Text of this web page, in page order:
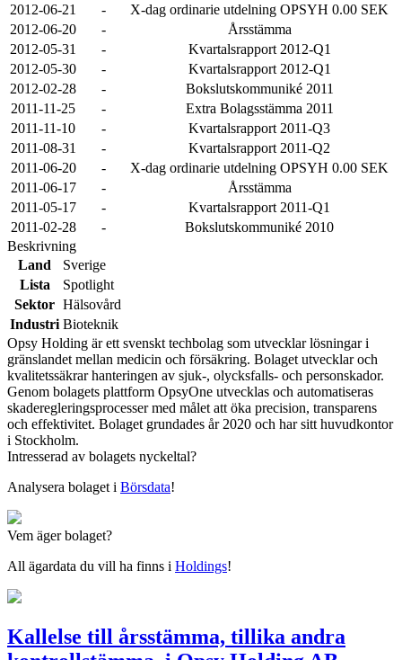
2012-06-21
-
X-dag ordinarie utdelning OPSYH 0.00 SEK
2012-06-20
-
Årsstämma
2012-05-31
-
Kvartalsrapport 2012-Q1
2012-05-30
-
Kvartalsrapport 2012-Q1
2012-02-28
-
Bokslutskommuniké 2011
2011-11-25
-
Extra Bolagsstämma 2011
2011-11-10
-
Kvartalsrapport 2011-Q3
2011-08-31
-
Kvartalsrapport 2011-Q2
2011-06-20
-
X-dag ordinarie utdelning OPSYH 0.00 SEK
2011-06-17
-
Årsstämma
2011-05-17
-
Kvartalsrapport 2011-Q1
2011-02-28
-
Bokslutskommuniké 2010
Beskrivning
Land
Sverige
Lista
Spotlight
Sektor Hälsovård
Industri Bioteknik
Opsy Holding är ett svenskt techbolag som utvecklar lösningar i
gränslandet mellan medicin och försäkring. Bolaget utvecklar och
kvalitetssäkrar hanteringen av sjuk-, olycksfalls- och personskador.
Genom bolagets plattform OpsyOne utvecklas och automatiseras
skaderegleringsprocesser med målet att öka precision, transparens
och effektivitet. Bolaget grundades år 2020 och har sitt huvudkontor
i Stockholm.
Intresserad av bolagets nyckeltal?
Analysera bolaget i Börsdata!
Vem äger bolaget?
All ägardata du vill ha finns i Holdings!
Kallelse till årsstämma, tillika andra